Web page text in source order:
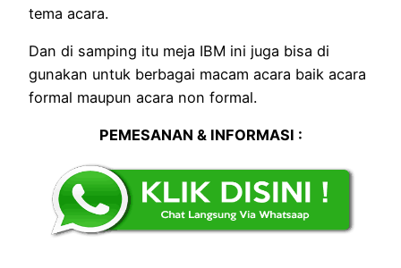
tema acara.
Dan di samping itu meja IBM ini juga bisa di
gunakan untuk berbagai macam acara baik acara
formal maupun acara non formal.
PEMESANAN & INFORMASI :